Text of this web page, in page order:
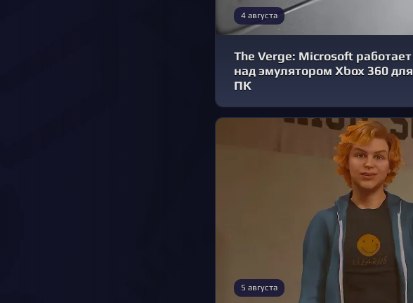
4 августа
The Verge: Microsoft работает
над эмулятором Xbox 360 для
ПК
5 августа